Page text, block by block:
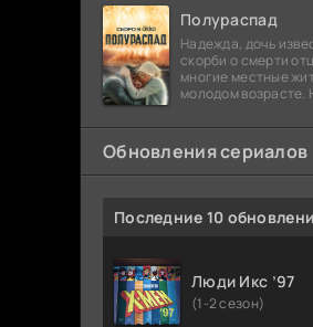
безнадежности.
Полураспад
Надежда, дочь
скорби о смерти
многие местные
молодом возрасте.
Обновления сериалов
Последние 10
Люди Икс ’97
(1-2 сезон)